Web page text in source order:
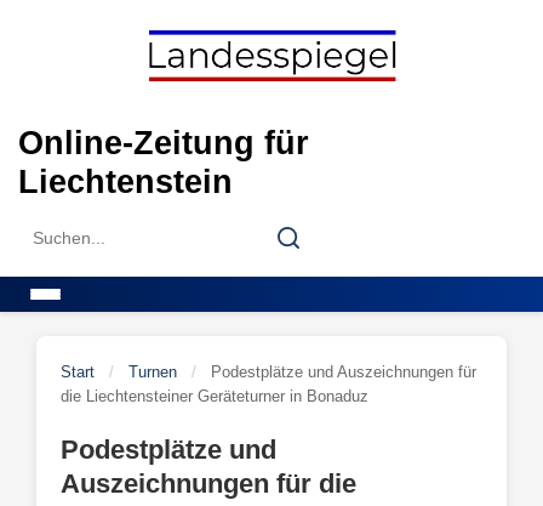
Online-Zeitung für
Liechtenstein
Search
Search
Start / Turnen /
Podestplätze und Auszeichnungen für
die Liechtensteiner Geräteturner in Bonaduz
Podestplätze und
Auszeichnungen für die